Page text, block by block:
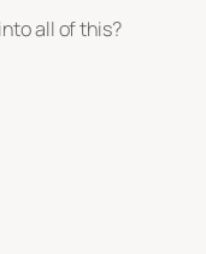
all of this?